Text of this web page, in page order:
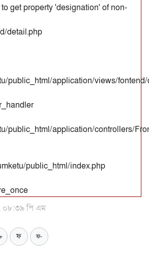
get property 'designation' of non-
detail.php
public_html/application/views/
public_html/application/controllers/
public_html/index.php
পি এম
ফ ফ-